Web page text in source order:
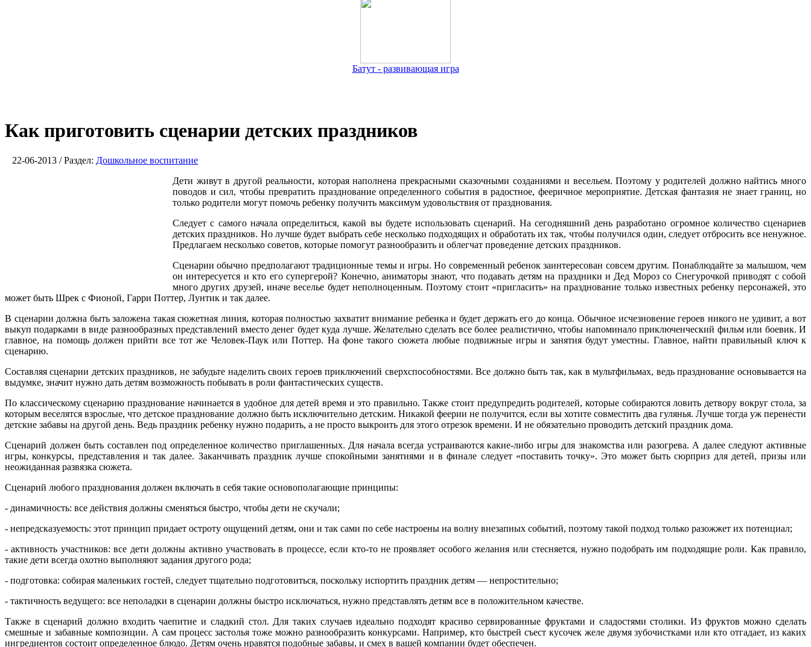
Батут - развивающая игра
Как приготовить сценарии детских праздников
22-06-2013 / Раздел: Дошкольное воспитание
Дети живут в другой реальности, которая наполнена прекрасными сказочными созданиями и весельем. Поэтому у родителей должно найтись много
поводов и сил, чтобы превратить празднование определенного события в радостное, фееричное мероприятие. Детская фантазия не знает границ, но
только родители могут помочь ребенку получить максимум удовольствия от празднования.
Следует с самого начала определиться, какой вы будете использовать сценарий. На сегодняшний день разработано огромное количество сценариев
детских праздников. Но лучше будет выбрать себе несколько подходящих и обработать их так, чтобы получился один, следует отбросить все ненужное.
Предлагаем несколько советов, которые помогут разнообразить и облегчат проведение детских праздников.
Сценарии обычно предполагают традиционные темы и игры. Но современный ребенок заинтересован совсем другим. Понаблюдайте за малышом, чем
он интересуется и кто его супергерой? Конечно, аниматоры знают, что подавать детям на праздники и Дед Мороз со Снегурочкой приводят с собой
много других друзей, иначе веселье будет неполноценным. Поэтому стоит «пригласить» на празднование только известных ребенку персонажей, это
может быть Шрек с Фионой, Гарри Поттер, Лунтик и так далее.
В сценарии должна быть заложена такая сюжетная линия, которая полностью захватит внимание ребенка и будет держать его до конца. Обычное исчезновение героев никого не удивит, а вот
выкуп подарками в виде разнообразных представлений вместо денег будет куда лучше. Желательно сделать все более реалистично, чтобы напоминало приключенческий фильм или боевик. И
главное, на помощь должен прийти все тот же Человек-Паук или Поттер. На фоне такого сюжета любые подвижные игры и занятия будут уместны. Главное, найти правильный ключ к
сценарию.
Составляя сценарии детских праздников, не забудьте наделить своих героев приключений сверхспособностями. Все должно быть так, как в мультфильмах, ведь празднование основывается на
выдумке, значит нужно дать детям возможность побывать в роли фантастических существ.
По классическому сценарию празднование начинается в удобное для детей время и это правильно. Также стоит предупредить родителей, которые собираются ловить детвору вокруг стола, за
которым веселятся взрослые, что детское празднование должно быть исключительно детским. Никакой феерии не получится, если вы хотите совместить два гулянья. Лучше тогда уж перенести
детские забавы на другой день. Ведь праздник ребенку нужно подарить, а не просто выкроить для этого отрезок времени. И не обязательно проводить детский праздник дома.
Сценарий должен быть составлен под определенное количество приглашенных. Для начала всегда устраиваются какие-либо игры для знакомства или разогрева. А далее следуют активные
игры, конкурсы, представления и так далее. Заканчивать праздник лучше спокойными занятиями и в финале следует «поставить точку». Это может быть сюрприз для детей, призы или
неожиданная развязка сюжета.
Сценарий любого празднования должен включать в себя такие основополагающие принципы:
- динамичность: все действия должны сменяться быстро, чтобы дети не скучали;
- непредсказуемость: этот принцип придает остроту ощущений детям, они и так сами по себе настроены на волну внезапных событий, поэтому такой подход только разожжет их потенциал;
- активность участников: все дети должны активно участвовать в процессе, если кто-то не проявляет особого желания или стесняется, нужно подобрать им подходящие роли. Как правило,
такие дети всегда охотно выполняют задания другого рода;
- подготовка: собирая маленьких гостей, следует тщательно подготовиться, поскольку испортить праздник детям — непростительно;
- тактичность ведущего: все неполадки в сценарии должны быстро исключаться, нужно представлять детям все в положительном качестве.
Также в сценарий должно входить чаепитие и сладкий стол. Для таких случаев идеально подходят красиво сервированные фруктами и сладостями столики. Из фруктов можно сделать
смешные и забавные композиции. А сам процесс застолья тоже можно разнообразить конкурсами. Например, кто быстрей съест кусочек желе двумя зубочистками или кто отгадает, из каких
ингредиентов состоит определенное блюдо. Детям очень нравятся подобные забавы, и смех в вашей компании будет обеспечен.